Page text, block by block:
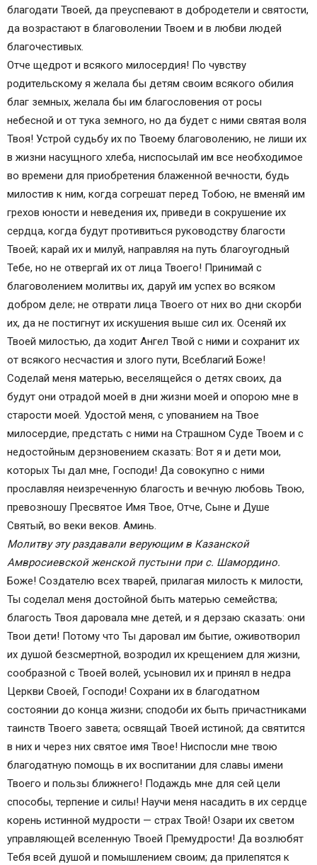
благодати Твоей, да преуспевают в добродетели и святости,
да возрастают в благоволении Твоем и в любви людей
благочестивых.
Отче щедрот и всякого милосердия! По чувству
родительскому я желала бы детям своим всякого обилия
благ земных, желала бы им благословения от росы
небесной и от тука земного, но да будет с ними святая воля
Твоя! Устрой судьбу их по Твоему благоволению, не лиши их
в жизни насущного хлеба, ниспосылай им все необходимое
во времени для приобретения блаженной вечности, будь
милостив к ним, когда согрешат перед Тобою, не вменяй им
грехов юности и неведения их, приведи в сокрушение их
сердца, когда будут противиться руководству благости
Твоей; карай их и милуй, направляя на путь благоугодный
Тебе, но не отвергай их от лица Твоего! Принимай с
благоволением молитвы их, даруй им успех во всяком
добром деле; не отврати лица Твоего от них во дни скорби
их, да не постигнут их искушения выше сил их. Осеняй их
Твоей милостью, да ходит Ангел Твой с ними и сохранит их
от всякого несчастия и злого пути, Всеблагий Боже!
Соделай меня матерью, веселящейся о детях своих, да
будут они отрадой моей в дни жизни моей и опорою мне в
старости моей. Удостой меня, с упованием на Твое
милосердие, предстать с ними на Страшном Суде Твоем и с
недостойным дерзновением сказать: Вот я и дети мои,
которых Ты дал мне, Господи! Да совокупно с ними
прославляя неизреченную благость и вечную любовь Твою,
превозношу Пресвятое Имя Твое, Отче, Сыне и Душе
Святый, во веки веков. Аминь.
Молитву эту раздавали верующим в Казанской
Амвросиевской женской пустыни при с. Шамордино.
Боже! Создателю всех тварей, прилагая милость к милости,
Ты соделал меня достойной быть матерью семейства;
благость Твоя даровала мне детей, и я дерзаю сказать: они
Твои дети! Потому что Ты даровал им бытие, оживотворил
их душой безсмертной, возродил их крещением для жизни,
сообразной с Твоей волей, усыновил их и принял в недра
Церкви Своей, Господи! Сохрани их в благодатном
состоянии до конца жизни; сподоби их быть причастниками
таинств Твоего завета; освящай Твоей истиной; да святится
в них и через них святое имя Твое! Ниспосли мне твою
благодатную помощь в их воспитании для славы имени
Твоего и пользы ближнего! Подаждь мне для сей цели
способы, терпение и силы! Научи меня насадить в их сердце
корень истинной мудрости — страх Твой! Озари их светом
управляющей вселенную Твоей Премудрости! Да возлюбят
Тебя всей душой и помышлением своим; да прилепятся к